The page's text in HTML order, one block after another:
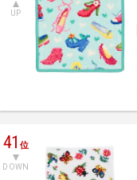
UP
41位
DOWN